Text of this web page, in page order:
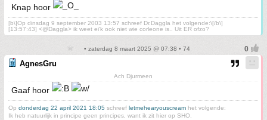
Knap hoor
[b\]Op dinsdag 9 september 2003 13:57 schreef Dr.Daggla het volgende:\[/b\]
[13:57:43] <@Daggla> ik weet ei'k ook niet wie corleone is.. Uit ER ofzo?
• zaterdag 8 maart 2025 @ 07:38 • 74
AgnesGru
Ach Djurmeen
Gaaf hoor
Op donderdag 22 april 2021 18:05 schreef letmehearyouscream het volgende:
Ik heb natuurlijk in principe geen principes, want ik zit hier op SHO.